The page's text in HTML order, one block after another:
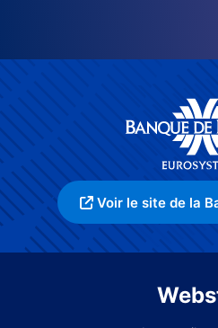
Voir le site de la